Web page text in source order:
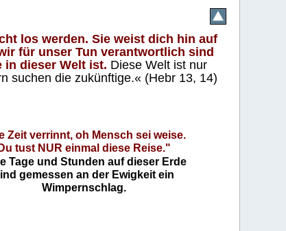
los werden. Sie weist dich hin auf
für unser Tun verantwortlich sind
in dieser Welt ist. Diese Welt ist nur
suchen die zukünftige.« (Hebr 13, 14)
Zeit verrinnt, oh Mensch sei weise.
Du tust NUR einmal diese Reise."
Tage und Stunden auf dieser Erde
gemessen an der Ewigkeit ein
Wimpernschlag.